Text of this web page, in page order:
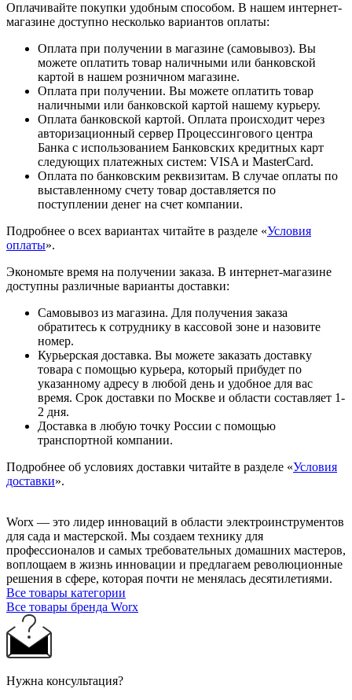
Оплачивайте покупки удобным способом. В нашем интернет-
магазине доступно несколько вариантов оплаты:
Оплата при получении в магазине (самовывоз). Вы
можете оплатить товар наличными или банковской
картой в нашем розничном магазине.
Оплата при получении. Вы можете оплатить товар
наличными или банковской картой нашему курьеру.
Оплата банковской картой. Оплата происходит через
авторизационный сервер Процессингового центра
Банка с использованием Банковских кредитных карт
следующих платежных систем: VISA и MasterCard.
Оплата по банковским реквизитам. В случае оплаты по
выставленному счету товар доставляется по
поступлении денег на счет компании.
Подробнее о всех вариантах читайте в разделе «Условия
оплаты».
Экономьте время на получении заказа. В интернет-магазине
доступны различные варианты доставки:
Самовывоз из магазина. Для получения заказа
обратитесь к сотруднику в кассовой зоне и назовите
номер.
Курьерская доставка. Вы можете заказать доставку
товара с помощью курьера, который прибудет по
указанному адресу в любой день и удобное для вас
время. Срок доставки по Москве и области составляет 1-
2 дня.
Доставка в любую точку России с помощью
транспортной компании.
Подробнее об условиях доставки читайте в разделе «Условия
доставки».
Worx — это лидер инноваций в области электроинструментов
для сада и мастерcкой. Мы создаем технику для
профессионалов и самых требовательных домашних мастеров,
воплощаем в жизнь инновации и предлагаем революционные
решения в сфере, которая почти не менялась десятилетиями.
Все товары категории
Все товары бренда Worx
Нужна консультация?